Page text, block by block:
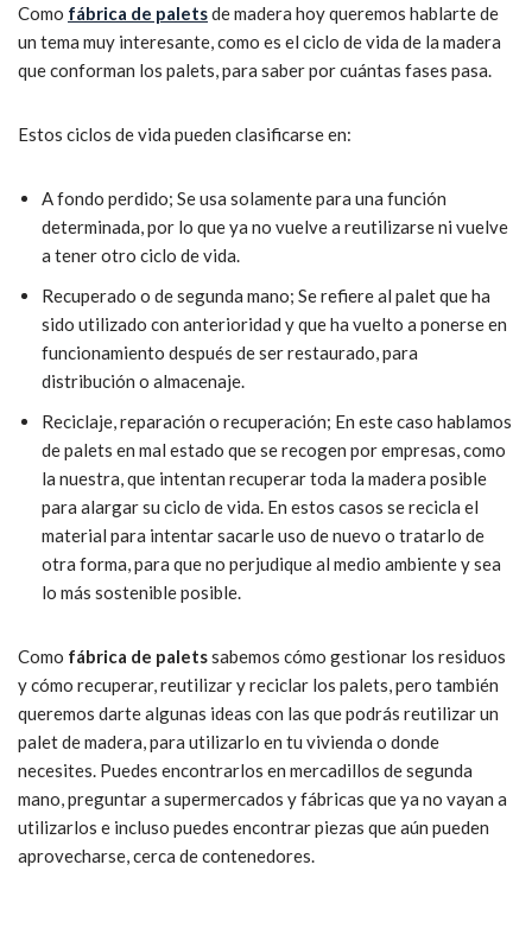
Como fábrica de paletsde madera hoy queremos hablarte de
un tema muy interesante, como es el ciclo de vida de la madera
que conforman los palets, para saber por cuántas fases pasa.
Estos ciclos de vida pueden clasificarse en:
A fondo perdido; Se usa solamente para una función
determinada, por lo que ya no vuelve a reutilizarse ni vuelve
a tener otro ciclo de vida.
Recuperado o de segunda mano; Se refiere al palet que ha
sido utilizado con anterioridad y que ha vuelto a ponerse en
funcionamiento después de ser restaurado, para
distribución o almacenaje.
Reciclaje, reparación o recuperación; En este caso hablamos
de palets en mal estado que se recogen por empresas, como
la nuestra, que intentan recuperar toda la madera posible
para alargar su ciclo de vida. En estos casos se recicla el
material para intentar sacarle uso de nuevo o tratarlo de
otra forma, para que no perjudique al medio ambiente y sea
lo más sostenible posible.
Como fábrica de paletssabemos cómo gestionar los residuos
y cómo recuperar, reutilizar y reciclar los palets, pero también
queremos darte algunas ideas con las que podrás reutilizar un
palet de madera, para utilizarlo en tu vivienda o donde
necesites. Puedes encontrarlos en mercadillos de segunda
mano, preguntar a supermercados y fábricas que ya no vayan a
utilizarlos e incluso puedes encontrar piezas que aún pueden
aprovecharse, cerca de contenedores.